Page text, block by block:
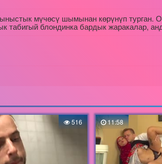
мүчөсү шымынан көрүнүп турган.
табигый блондинка бардык жаракалар,
516 11:58